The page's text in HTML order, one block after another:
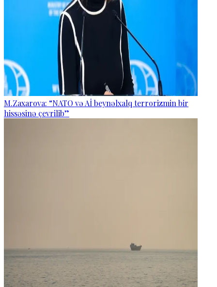
M.Zaxarova: “NATO və Aİ beynəlxalq terrorizmin bir
hissəsinə çevrilib”